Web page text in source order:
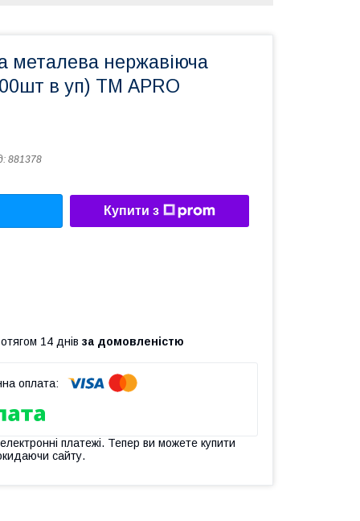
металева нержавіюча
в уп) ТМ APRO
881378
Купити з
14 днів за домовленістю
платежі. Тепер ви можете купити
сайту.